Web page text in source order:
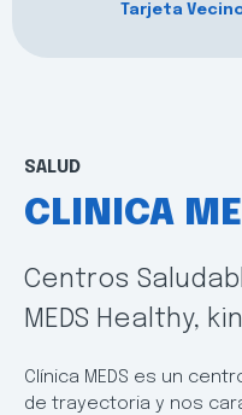
Tarjeta
SALUD
CLINICA
Centros
MEDS Healthy,
Clínica MEDS es un
de trayectoria y nos